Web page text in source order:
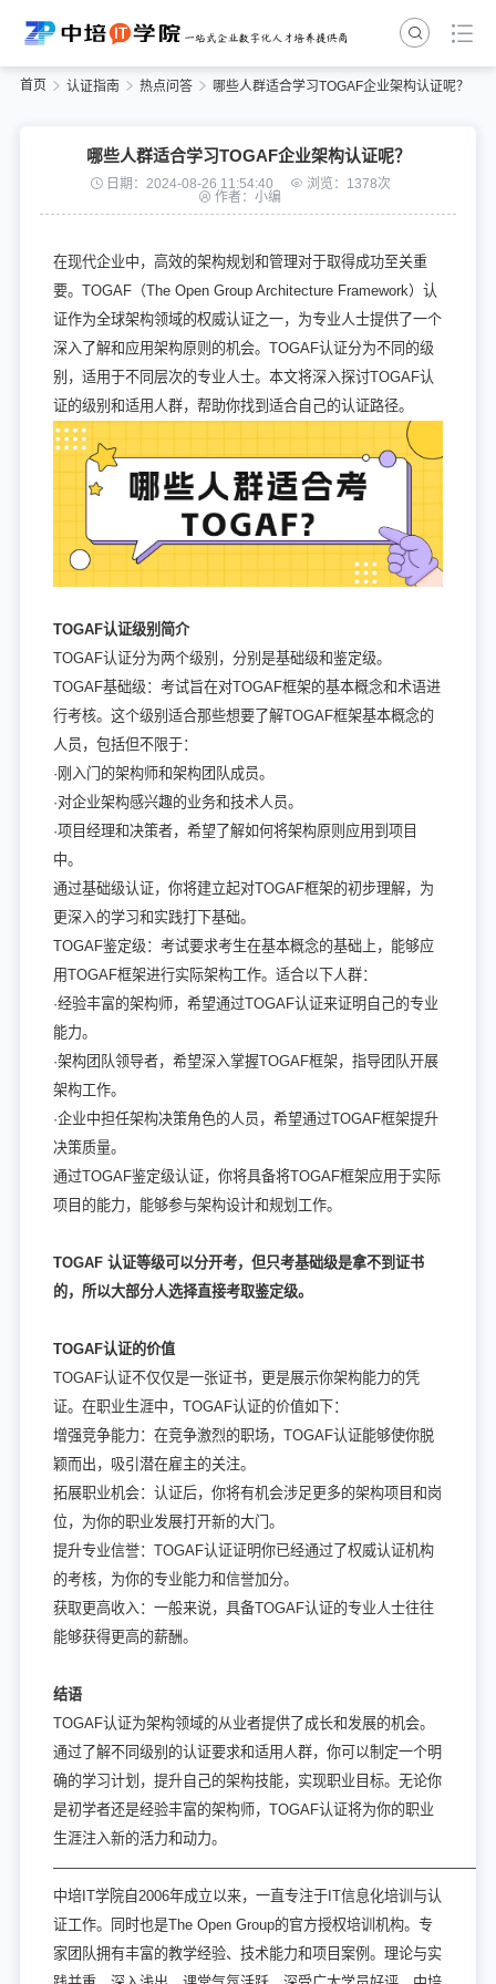
首页 认证指南 热点问答 哪些人群适合学习TOGAF企业架构认证呢？
哪些人群适合学习TOGAF企业架构认证呢？
日期：2024-08-26 11:54:40
浏览：1378次
作者：小编
在现代企业中，高效的架构规划和管理对于取得成功至关重
要。TOGAF（The Open Group Architecture Framework）认
证作为全球架构领域的权威认证之一，为专业人士提供了一个
深入了解和应用架构原则的机会。TOGAF认证分为不同的级
别，适用于不同层次的专业人士。本文将深入探讨TOGAF认
证的级别和适用人群，帮助你找到适合自己的认证路径。
TOGAF认证级别简介
TOGAF认证分为两个级别，分别是基础级和鉴定级。
TOGAF基础级：考试旨在对TOGAF框架的基本概念和术语进
行考核。这个级别适合那些想要了解TOGAF框架基本概念的
人员，包括但不限于：
·刚入门的架构师和架构团队成员。
·对企业架构感兴趣的业务和技术人员。
·项目经理和决策者，希望了解如何将架构原则应用到项目
中。
通过基础级认证，你将建立起对TOGAF框架的初步理解，为
更深入的学习和实践打下基础。
TOGAF鉴定级：考试要求考生在基本概念的基础上，能够应
用TOGAF框架进行实际架构工作。适合以下人群：
·经验丰富的架构师，希望通过TOGAF认证来证明自己的专业
能力。
·架构团队领导者，希望深入掌握TOGAF框架，指导团队开展
架构工作。
·企业中担任架构决策角色的人员，希望通过TOGAF框架提升
决策质量。
通过TOGAF鉴定级认证，你将具备将TOGAF框架应用于实际
项目的能力，能够参与架构设计和规划工作。
TOGAF 认证等级可以分开考，但只考基础级是拿不到证书
的，所以大部分人选择直接考取鉴定级。
TOGAF认证的价值
TOGAF认证不仅仅是一张证书，更是展示你架构能力的凭
证。在职业生涯中，TOGAF认证的价值如下：
增强竞争能力：在竞争激烈的职场，TOGAF认证能够使你脱
颖而出，吸引潜在雇主的关注。
拓展职业机会：认证后，你将有机会涉足更多的架构项目和岗
位，为你的职业发展打开新的大门。
提升专业信誉：TOGAF认证证明你已经通过了权威认证机构
的考核，为你的专业能力和信誉加分。
获取更高收入：一般来说，具备TOGAF认证的专业人士往往
能够获得更高的薪酬。
结语
TOGAF认证为架构领域的从业者提供了成长和发展的机会。
通过了解不同级别的认证要求和适用人群，你可以制定一个明
确的学习计划，提升自己的架构技能，实现职业目标。无论你
是初学者还是经验丰富的架构师，TOGAF认证将为你的职业
生涯注入新的活力和动力。
中培IT学院自2006年成立以来，一直专注于IT信息化培训与认
证工作。同时也是The Open Group的官方授权培训机构。专
家团队拥有丰富的教学经验、技术能力和项目案例。理论与实